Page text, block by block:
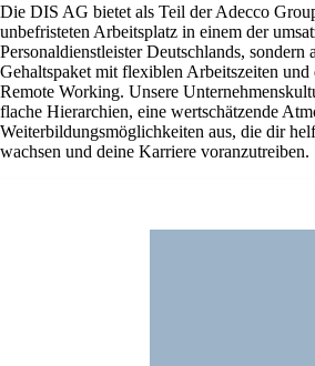
Die DIS AG bietet als Teil der Adecco
unbefristeten Arbeitsplatz in einem der
Personaldienstleister Deutschlands, sondern
Gehaltspaket mit flexiblen Arbeitszeiten
Remote Working. Unsere
flache Hierarchien, eine wertschätzende
Weiterbildungsmöglichkeiten aus, die dir
wachsen und deine Karriere voranzutreiben.